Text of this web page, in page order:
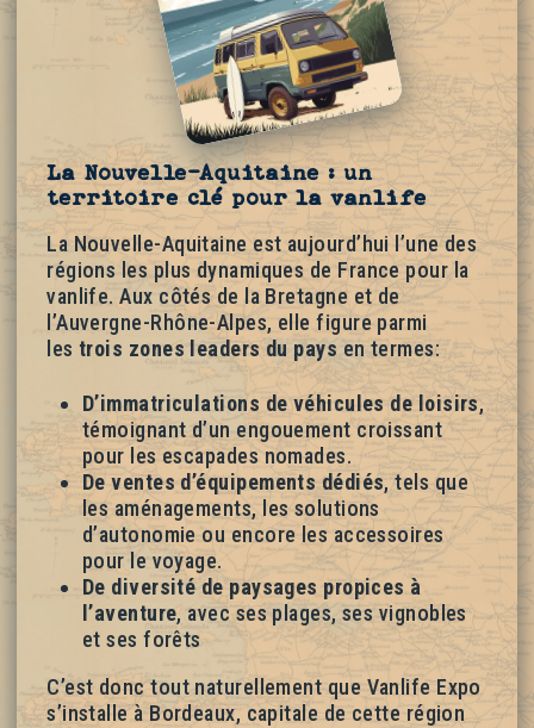
La Nouvelle-Aquitaine : un
territoire clé pour la vanlife
La Nouvelle-Aquitaine est aujourd’hui l’une des
régions les plus dynamiques de France pour la
vanlife. Aux côtés de la Bretagne et de
l’Auvergne-Rhône-Alpes, elle figure parmi
les trois zones leaders du pays en termes:
D’immatriculations de véhicules de loisirs,
témoignant d’un engouement croissant
pour les escapades nomades.
De ventes d’équipements dédiés, tels que
les aménagements, les solutions
d’autonomie ou encore les accessoires
pour le voyage.
De diversité de paysages propices à
l’aventure, avec ses plages, ses vignobles
et ses forêts
C’est donc tout naturellement que Vanlife Expo
s’installe à Bordeaux, capitale de cette région